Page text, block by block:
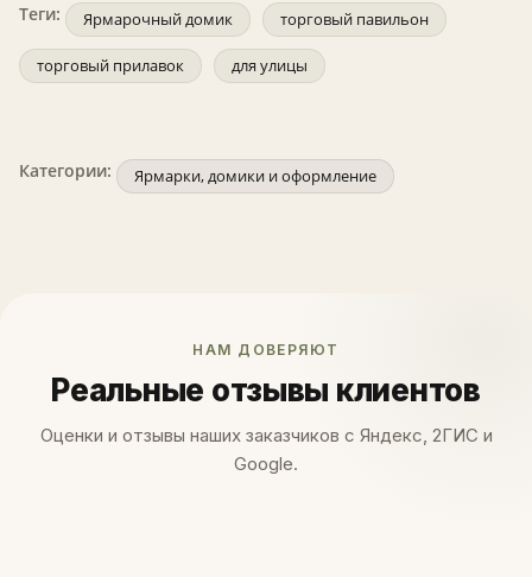
Теги: Ярмарочный домик торговый павильон
торговый прилавок для улицы
Категории: Ярмарки, домики и оформление
НАМ ДОВЕРЯЮТ
Реальные отзывы клиентов
Оценки и отзывы наших заказчиков с Яндекс, 2ГИС и
Google.